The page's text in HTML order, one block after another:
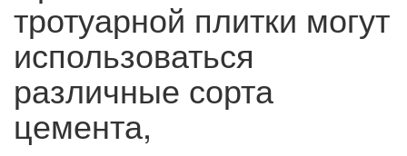
тротуарной плитки могут
использоваться
различные сорта
цемента,